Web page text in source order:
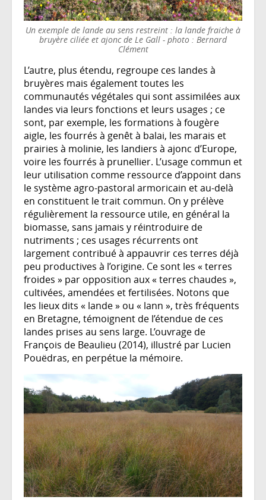
Un exemple de lande au sens restreint : la lande fraiche à
bruyère ciliée et ajonc de Le Gall - photo : Bernard
Clément
L’autre, plus étendu, regroupe ces landes à
bruyères mais également toutes les
communautés végétales qui sont assimilées aux
landes via leurs fonctions et leurs usages ; ce
sont, par exemple, les formations à fougère
aigle, les fourrés à genêt à balai, les marais et
prairies à molinie, les landiers à ajonc d’Europe,
voire les fourrés à prunellier. L’usage commun et
leur utilisation comme ressource d’appoint dans
le système agro-pastoral armoricain et au-delà
en constituent le trait commun. On y prélève
régulièrement la ressource utile, en général la
biomasse, sans jamais y réintroduire de
nutriments ; ces usages récurrents ont
largement contribué à appauvrir ces terres déjà
peu productives à l’origine. Ce sont les « terres
froides » par opposition aux « terres chaudes »,
cultivées, amendées et fertilisées. Notons que
les lieux dits « lande » ou « lann », très fréquents
en Bretagne, témoignent de l’étendue de ces
landes prises au sens large. L’ouvrage de
François de Beaulieu (2014), illustré par Lucien
Pouëdras, en perpétue la mémoire.